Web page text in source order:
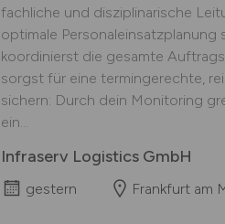
fachliche und disziplinarische
optimale Personaleinsatzplanung
koordinierst die gesamte
sorgst für eine termingerechte,
sichern: Durch dein Monitoring
ein...
Infraserv Logistics GmbH
gestern Frankfurt am